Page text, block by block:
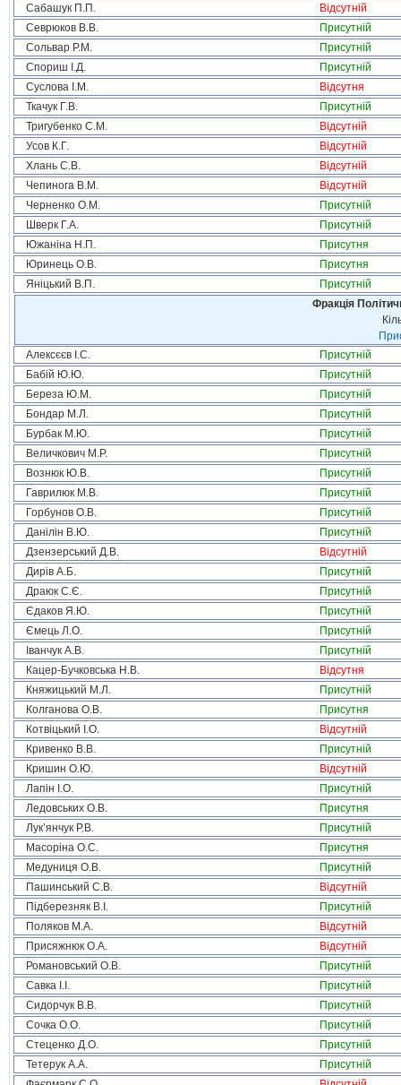
Сабашук П.П.
Відсутній
Севрюков В.В.
Присутній
Сольвар Р.М.
Присутній
Спориш І.Д.
Присутній
Суслова І.М.
Відсутня
Ткачук Г.В.
Присутній
Тригубенко С.М.
Відсутній
Усов К.Г.
Відсутній
Хлань С.В.
Відсутній
Чепинога В.М.
Відсутній
Черненко О.М.
Присутній
Шверк Г.А.
Присутній
Южаніна Н.П.
Присутня
Юринець О.В.
Присутня
Яніцький В.П.
Присутній
Фракція
Алексєєв І.С.
Присутній
Бабій Ю.Ю.
Присутній
Береза Ю.М.
Присутній
Бондар М.Л.
Присутній
Бурбак М.Ю.
Присутній
Величкович М.Р.
Присутній
Вознюк Ю.В.
Присутній
Гаврилюк М.В.
Присутній
Горбунов О.В.
Присутній
Данілін В.Ю.
Присутній
Дзензерський Д.В.
Відсутній
Дирів А.Б.
Присутній
Драюк С.Є.
Присутній
Єдаков Я.Ю.
Присутній
Ємець Л.О.
Присутній
Іванчук А.В.
Присутній
Кацер-Бучковська Н.В.
Відсутня
Княжицький М.Л.
Присутній
Колганова О.В.
Присутня
Котвіцький І.О.
Відсутній
Кривенко В.В.
Присутній
Кришин О.Ю.
Відсутній
Лапін І.О.
Присутній
Ледовських О.В.
Присутня
Лук’янчук Р.В.
Присутній
Масоріна О.С.
Присутня
Медуниця О.В.
Присутній
Пашинський С.В.
Відсутній
Підберезняк В.І.
Присутній
Поляков М.А.
Відсутній
Присяжнюк О.А.
Відсутній
Романовський О.В.
Присутній
Савка І.І.
Присутній
Сидорчук В.В.
Присутній
Сочка О.О.
Присутній
Стеценко Д.О.
Присутній
Тетерук А.А.
Присутній